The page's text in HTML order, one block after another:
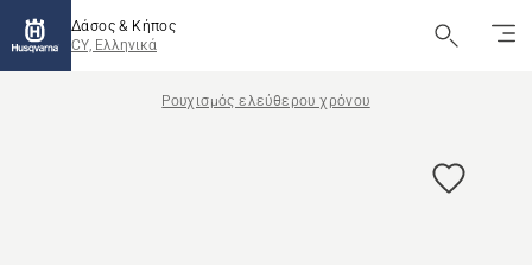
Δάσος & Κήπος
CY, Ελληνικά
Ρουχισμός ελεύθερου χρόνου